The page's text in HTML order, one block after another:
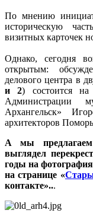
По мнению
историческую
визитных карточек
Однако, сегодня
открытым:
делового центра в
и 2) состоится на
Администрации
Архангельск»
архитекторов
А мы
выглядел
годы на
на странице «
контакте»...